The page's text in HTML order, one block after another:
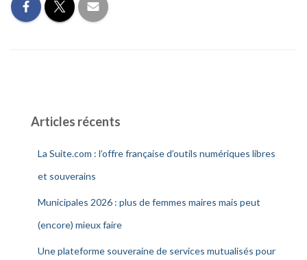
Articles récents
La Suite.com : l’offre française d’outils numériques libres
et souverains
Municipales 2026 : plus de femmes maires mais peut
(encore) mieux faire
Une plateforme souveraine de services mutualisés pour